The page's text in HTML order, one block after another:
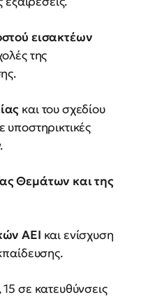
εισακτέων
της
και του σχεδίου
Θεμάτων και της
ΑΕΙ και ενίσχυση
, 15 σε κατευθύνσεις